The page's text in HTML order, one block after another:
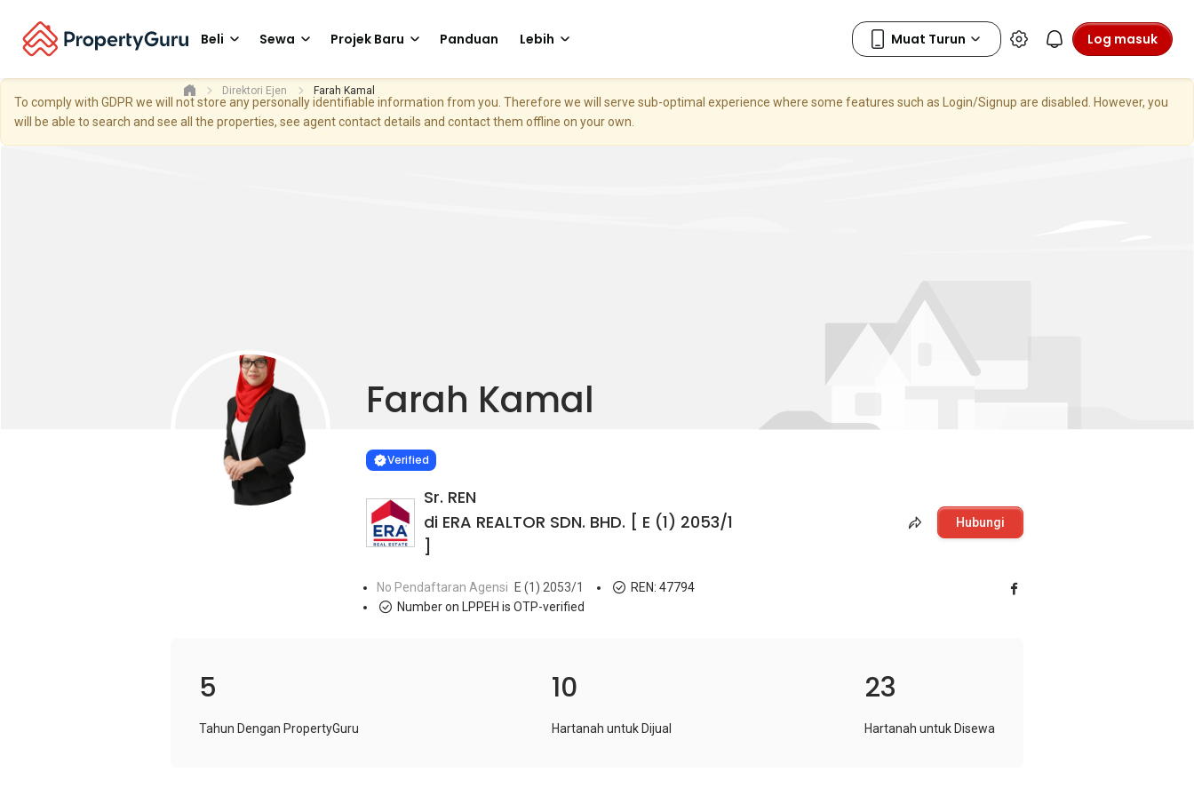
Beli Sewa Projek Baru Panduan Lebih Log masuk
To comply with GDPR we will not store any personally identifiable information from you. Therefore we will serve sub-optimal experience where some features such as Login/Signup are disabled. However, you
will be able to search and see all the properties, see agent contact details and contact them offline on your own.
Direktori Ejen Farah Kamal
Farah Kamal
VERIFIED
Verified
Sr. REN
di ERA REALTOR SDN. BHD. [ E (1) 2053/1
]
Hubungi
No Pendaftaran Agensi E (1) 2053/1 REN: 47794
Number on LPPEH is OTP-verified
5
Tahun Dengan PropertyGuru
10
Hartanah untuk Dijual
23
Hartanah untuk Disewa
Learn more